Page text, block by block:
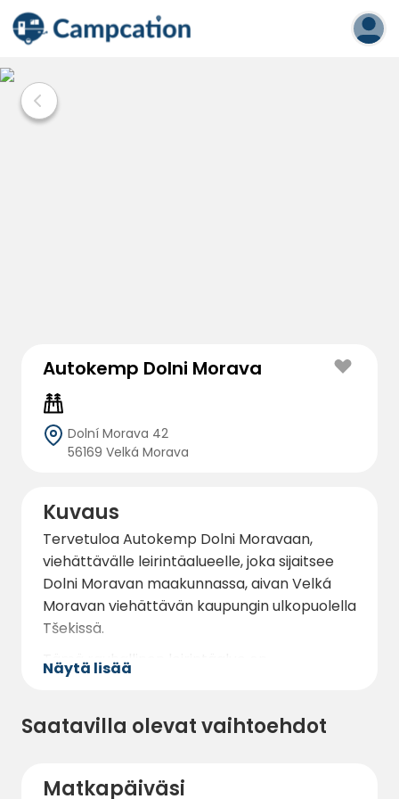
Autokemp Dolni Morava
Dolní Morava 42
56169 Velká Morava
Kuvaus
Tervetuloa Autokemp Dolni Moravaan,
viehättävälle leirintäalueelle, joka sijaitsee
Dolni Moravan maakunnassa, aivan Velká
Moravan viehättävän kaupungin ulkopuolella
Tšekissä.
Tämä rauhallinen leirintäalue on
ihanteellinen kohde matkailijoille, jotka
yhdistelmää. Kauniissa luonnonkauniissa
jossa on nykyaikaiset mukavuudet
Näytä lisää
Saatavilla olevat vaihtoehdot
Matkapäiväsi